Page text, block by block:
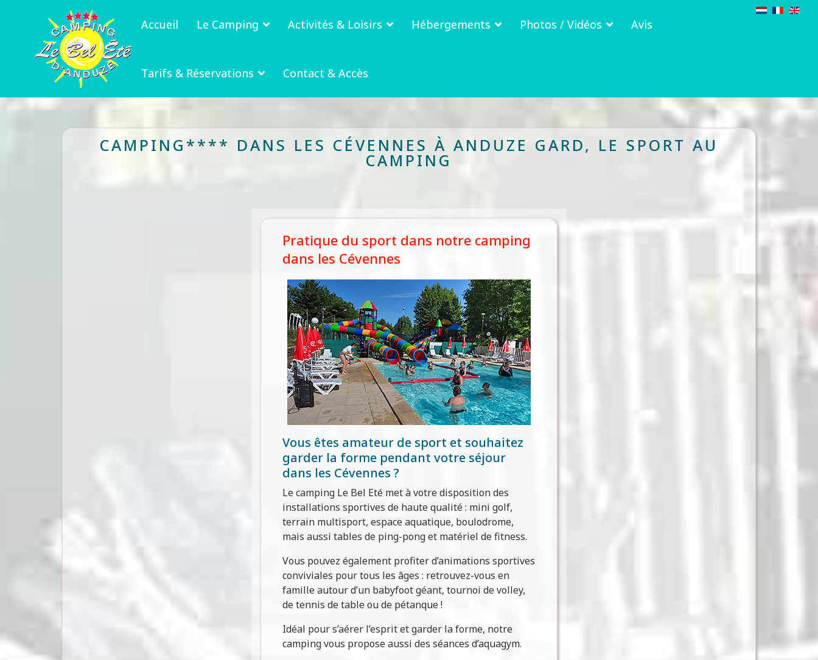
Accueil Le Camping Activités & Loisirs Hébergements Photos / Vidéos Avis
Tarifs & Réservations Contact & Accès
CAMPING**** DANS LES CÉVENNES À ANDUZE GARD, LE SPORT AU
CAMPING
Pratique du sport dans notre camping
dans les Cévennes
Vous êtes amateur de sport et souhaitez
garder la forme pendant votre séjour
dans les Cévennes ?
Le camping Le Bel Eté met à votre disposition des
installations sportives de haute qualité : mini golf,
terrain multisport, espace aquatique, boulodrome,
mais aussi tables de ping-pong et matériel de fitness.
Vous pouvez également profiter d’animations sportives
conviviales pour tous les âges : retrouvez-vous en
famille autour d’un babyfoot géant, tournoi de volley,
de tennis de table ou de pétanque !
Idéal pour s’aérer l’esprit et garder la forme, notre
camping vous propose aussi des séances d’aquagym.